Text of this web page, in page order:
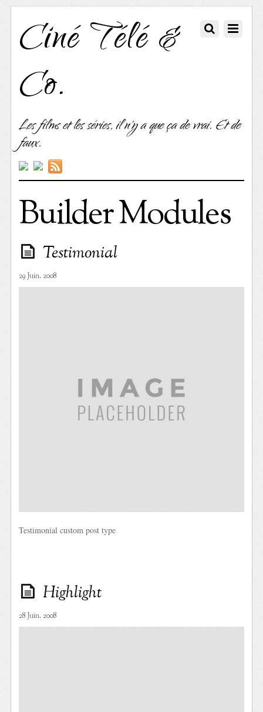
Ciné Télé &
Co.
Les films et les séries, il n'y a que ça de vrai. Et de
faux.
Builder Modules
Testimonial
29 Juin. 2008
Testimonial custom post type
Highlight
28 Juin. 2008